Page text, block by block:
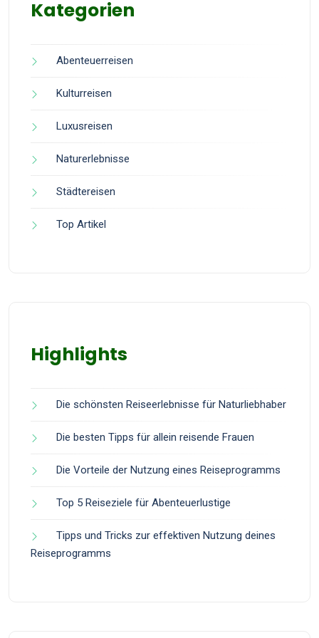
Kategorien
Abenteuerreisen
Kulturreisen
Luxusreisen
Naturerlebnisse
Städtereisen
Top Artikel
Highlights
Die schönsten Reiseerlebnisse für Naturliebhaber
Die besten Tipps für allein reisende Frauen
Die Vorteile der Nutzung eines Reiseprogramms
Top 5 Reiseziele für Abenteuerlustige
Tipps und Tricks zur effektiven Nutzung deines
Reiseprogramms